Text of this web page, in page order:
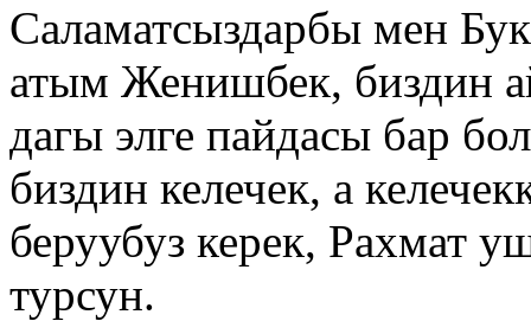
Саламатсыздарбы мен
атым Женишбек, биздин
дагы элге пайдасы бар
биздин келечек, а
беруубуз керек, Рахмат
турсун.